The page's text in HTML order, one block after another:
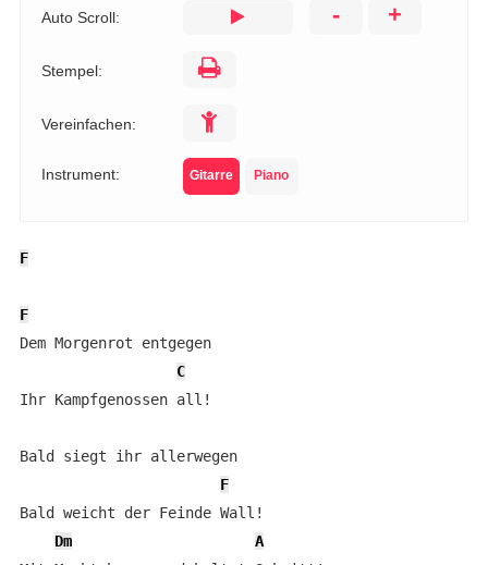
Auto Scroll: - +
Stempel:
Vereinfachen:
Instrument: Gitarre Piano
F
F
Dem Morgenrot entgegen
C
Ihr Kampfgenossen all!
Bald siegt ihr allerwegen
F
Bald weicht der Feinde Wall!
Dm
A